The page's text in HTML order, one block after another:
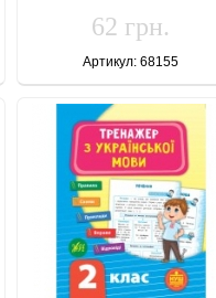
62 грн.
Артикул: 68155